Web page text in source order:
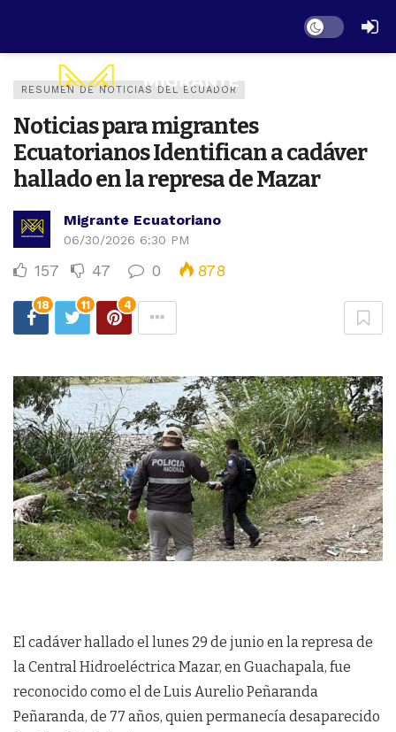
Dark mode
RESUMEN DE NOTICIAS DEL ECUADOR
Noticias para migrantes
Ecuatorianos Identifican a cadáver
hallado en la represa de Mazar
Migrante Ecuatoriano
06/30/2026 6:30 PM
157 47 0 878
18 11 4
El cadáver hallado el lunes 29 de junio en la represa de
la Central Hidroeléctrica Mazar, en Guachapala, fue
reconocido como el de Luis Aurelio Peñaranda
Peñaranda, de 77 años, quien permanecía desaparecido